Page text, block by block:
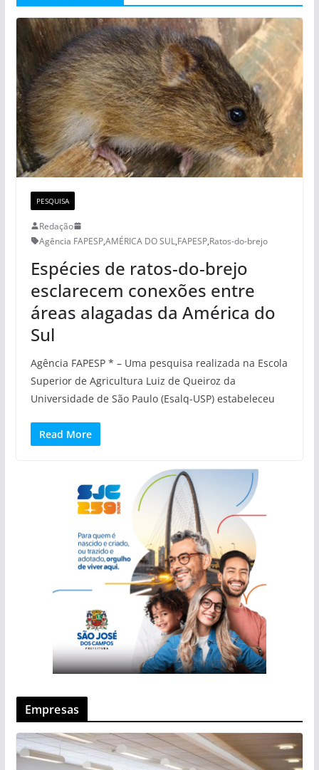
PESQUISA
Redação
Agência FAPESP,AMÉRICA DO SUL,FAPESP,Ratos-do-brejo
Espécies de ratos-do-brejo
esclarecem conexões entre
áreas alagadas da América do
Sul
Agência FAPESP * – Uma pesquisa realizada na Escola
Superior de Agricultura Luiz de Queiroz da
Universidade de São Paulo (Esalq-USP) estabeleceu
Read More
Empresas